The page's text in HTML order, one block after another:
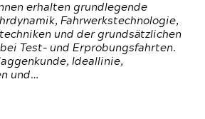
erhalten grundlegende
Fahrwerkstechnologie,
und der grundsätzlichen
Test- und Erprobungsfahrten.
Ideallinie,
und…